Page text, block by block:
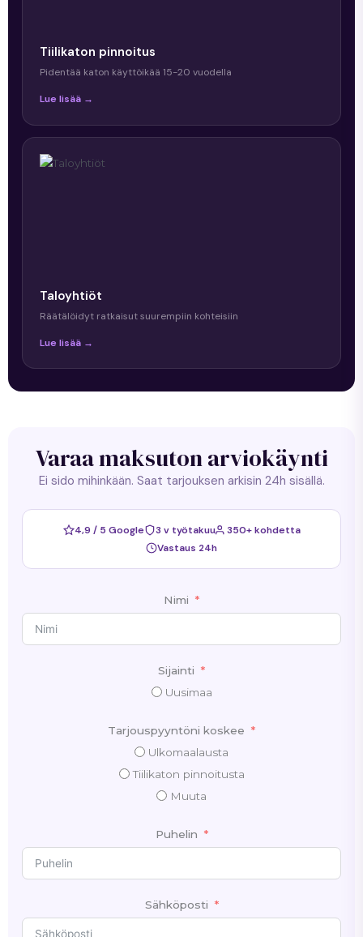
Tiilikaton pinnoitus
Pidentää katon käyttöikää 15-20 vuodella
Lue lisää →
Taloyhtiöt
Räätälöidyt ratkaisut suurempiin kohteisiin
Lue lisää →
Varaa maksuton arviokäynti
Ei sido mihinkään. Saat tarjouksen arkisin 24h sisällä.
4,9 / 5 Google 3 v työtakuu
350+ kohdetta
Vastaus 24h
Nimi
Sijainti
Uusimaa
Tarjouspyyntöni koskee
Ulkomaalausta
Tiilikaton pinnoitusta
Muuta
Puhelin
Sähköposti